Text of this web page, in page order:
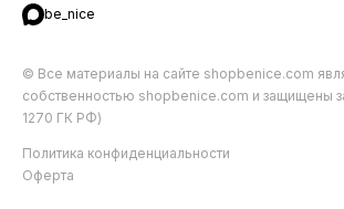
be_nice
© Все материалы на сайте shopbenice.com
собственностью shopbenice.com и защищены
1270 ГК РФ)
Политика конфиденциальности
Оферта